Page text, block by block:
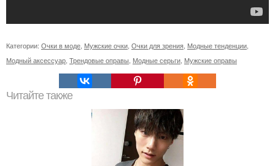
Категории: Очки в моде, Мужские очки, Очки для зрения, Модные тенденции,
Модный аксессуар, Трендовые оправы, Модные серьги, Мужские оправы
Читайте также